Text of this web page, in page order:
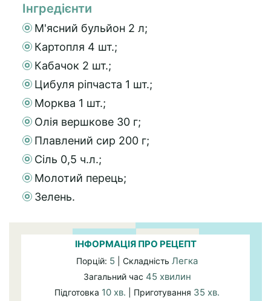
Інгредієнти
М'ясний бульйон 2 л;
Картопля 4 шт.;
Кабачок 2 шт.;
Цибуля ріпчаста 1 шт.;
Морква 1 шт.;
Олія вершкове 30 г;
Плавлений сир 200 г;
Сіль 0,5 ч.л.;
Молотий перець;
Зелень.
ІНФОРМАЦІЯ ПРО РЕЦЕПТ
Порцій: 5 | Складність Легка
Загальний час 45 хвилин
Підготовка 10 хв. | Приготування 35 хв.